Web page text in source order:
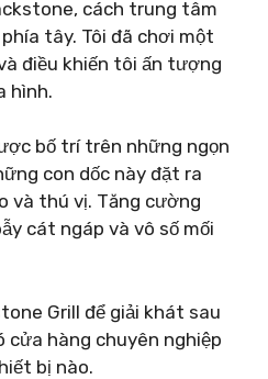
cách trung tâm
tây. Tôi đã chơi một
điều khiến tôi ấn tượng
hình.
bố trí trên những ngọn
con dốc này đặt ra
và thú vị. Tăng cường
cát ngáp và vô số mối
Grill để giải khát sau
cửa hàng chuyên nghiệp
bị nào.